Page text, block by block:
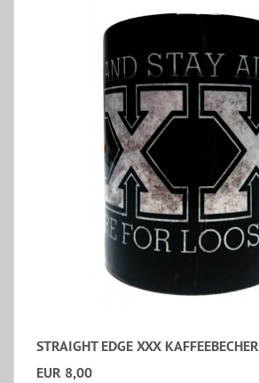
STRAIGHT EDGE XXX KAFFEEBECHER
EUR 8,00